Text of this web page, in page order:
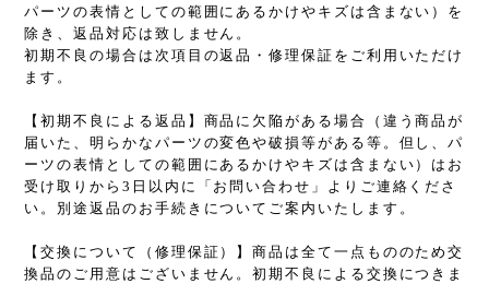
パーツの表情としての範囲にあるかけやキズは含まない）を
除き、返品対応は致しません。
初期不良の場合は次項目の返品・修理保証をご利用いただけ
ます。
【初期不良による返品】商品に欠陥がある場合（違う商品が
届いた、明らかなパーツの変色や破損等がある等。但し、パ
ーツの表情としての範囲にあるかけやキズは含まない）はお
受け取りから3日以内に「お問い合わせ」よりご連絡くださ
い。別途返品のお手続きについてご案内いたします。
【交換について（修理保証）】商品は全て一点もののため交
換品のご用意はございません。初期不良による交換につきま